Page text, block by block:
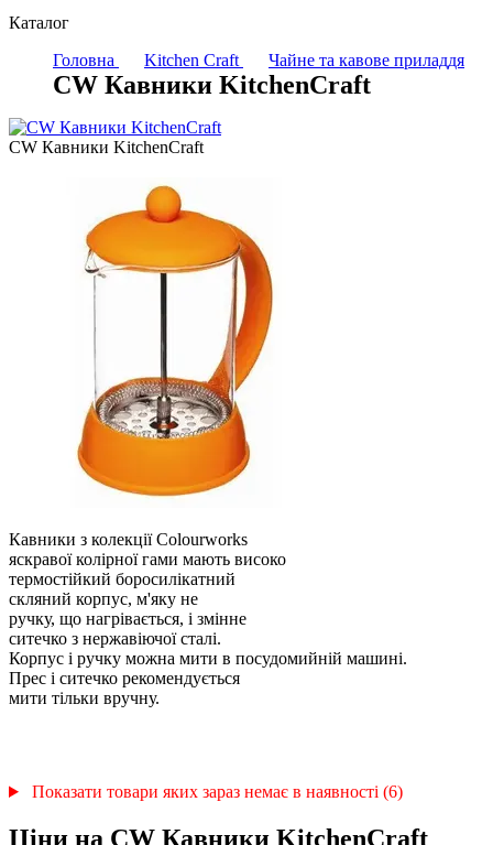
Каталог
Головна
Kitchen Craft Чайне та кавове приладдя
CW Кавники KitchenCraft
CW Кавники KitchenCraft
Кавники з колекції Colourworks
яскравої колірної гами мають високо
термостійкий боросилікатний
скляний корпус, м'яку не
ручку, що нагрівається, і змінне
ситечко з нержавіючої сталі.
Корпус і ручку можна мити в посудомийній машині.
Прес і ситечко рекомендується
мити тільки вручну.
Показати товари яких зараз немає в наявності (6)
Ціни на CW Кавники KitchenCraft